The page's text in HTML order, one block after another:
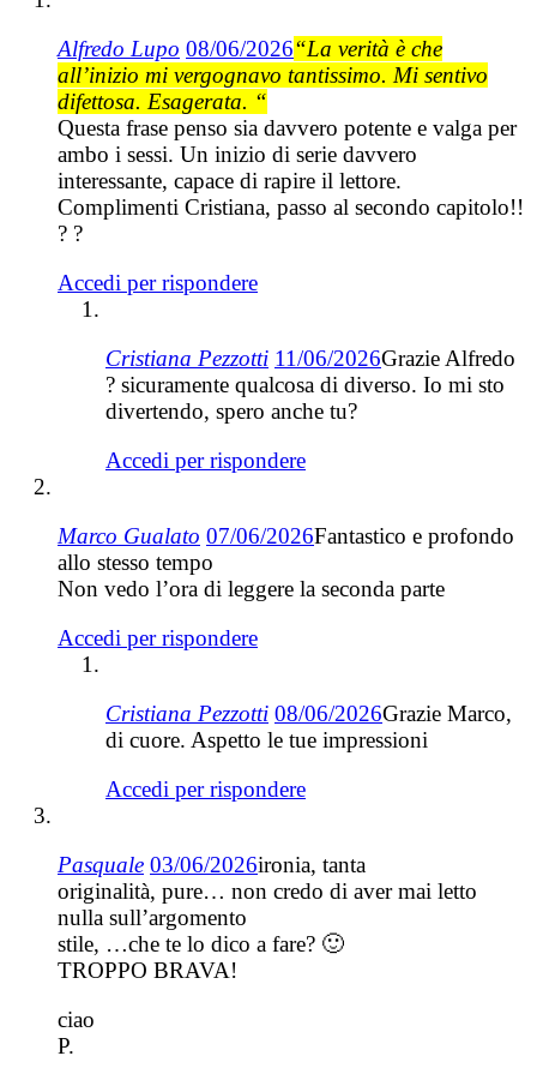
Alfredo Lupo 08/06/2026“La verità è che
all’inizio mi vergognavo tantissimo. Mi sentivo
difettosa. Esagerata. “
Questa frase penso sia davvero potente e valga per
ambo i sessi. Un inizio di serie davvero
interessante, capace di rapire il lettore.
Complimenti Cristiana, passo al secondo capitolo!!
? ?
Accedi per rispondere
Cristiana Pezzotti 11/06/2026Grazie Alfredo
? sicuramente qualcosa di diverso. Io mi sto
divertendo, spero anche tu?
Accedi per rispondere
Marco Gualato 07/06/2026Fantastico e profondo
allo stesso tempo
Non vedo l’ora di leggere la seconda parte
Accedi per rispondere
Cristiana Pezzotti 08/06/2026Grazie Marco,
di cuore. Aspetto le tue impressioni
Accedi per rispondere
Pasquale 03/06/2026ironia, tanta
originalità, pure… non credo di aver mai letto
nulla sull’argomento
stile, …che te lo dico a fare? 🙂
TROPPO BRAVA!
ciao
P.